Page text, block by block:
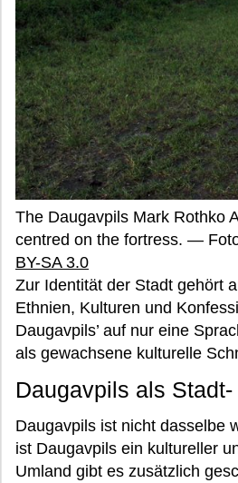
The Daugavpils Mark Rothko
centred on the fortress. —
BY-SA 3.0
Zur Identität der Stadt gehört
Ethnien, Kulturen und
Daugavpils’ auf nur eine
als gewachsene kulturelle
Daugavpils als
Daugavpils ist nicht dasselbe
ist Daugavpils ein kultureller
Umland gibt es zusätzlich